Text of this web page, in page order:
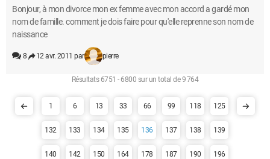
Bonjour, à mon divorce mon ex femme avec mon accord a gardé mon
nom de famille. comment je dois faire pour qu'elle reprenne son nom de
naissance
8 12 avr. 2011 par pierre
Résultats 6751 - 6800 sur un total de 9 764
1 6 13 33 66 99 118 125
132 133 134 135 136 137 138 139
140 142 150 164 178 187 190 196